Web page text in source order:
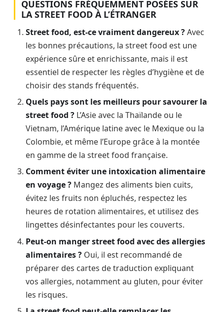
QUESTIONS FRÉQUEMMENT POSÉES SUR
LA STREET FOOD À L’ÉTRANGER
Street food, est-ce vraiment dangereux ?Avec
les bonnes précautions, la street food est une
expérience sûre et enrichissante, mais il est
essentiel de respecter les règles d’hygiène et de
choisir des stands fréquentés.
Quels pays sont les meilleurs pour savourer la
street food ? L’Asie avec la Thaïlande ou le
Vietnam, l’Amérique latine avec le Mexique ou la
Colombie, et même l’Europe grâce à la montée
en gamme de la street food française.
Comment éviter une intoxication alimentaire
en voyage ? Mangez des aliments bien cuits,
évitez les fruits non épluchés, respectez les
heures de rotation alimentaires, et utilisez des
lingettes désinfectantes pour les couverts.
Peut-on manger street food avec des allergies
alimentaires ? Oui, il est recommandé de
préparer des cartes de traduction expliquant
vos allergies, notamment au gluten, pour éviter
les risques.